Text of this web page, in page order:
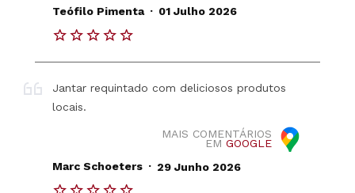
Teófilo Pimenta . 01 Julho 2026
Jantar requintado com deliciosos produtos
locais.
MAIS COMENTÁRIOS
EM GOOGLE
Marc Schoeters . 29 Junho 2026